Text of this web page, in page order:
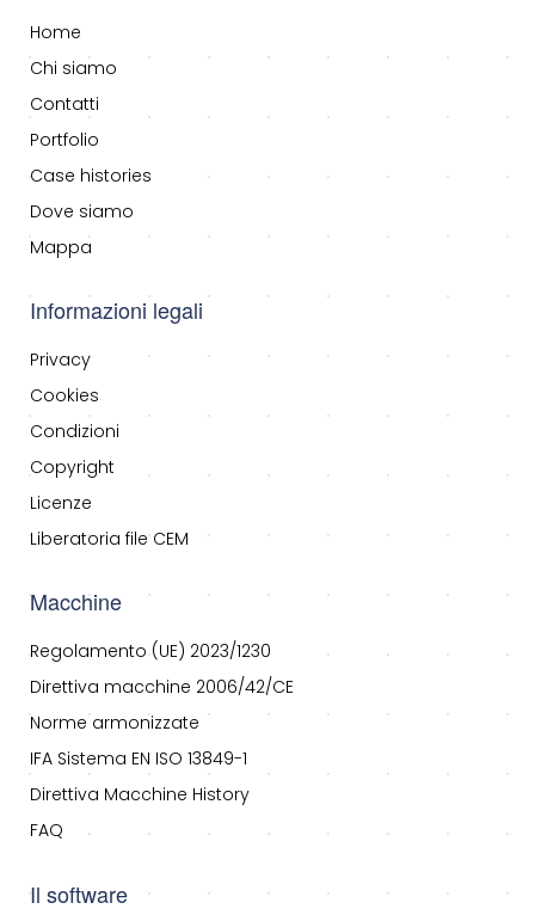
Home
Chi siamo
Contatti
Portfolio
Case histories
Dove siamo
Mappa
Informazioni legali
Privacy
Cookies
Condizioni
Copyright
Licenze
Liberatoria file CEM
Macchine
Regolamento (UE) 2023/1230
Direttiva macchine 2006/42/CE
Norme armonizzate
IFA Sistema EN ISO 13849-1
Direttiva Macchine History
FAQ
Il software